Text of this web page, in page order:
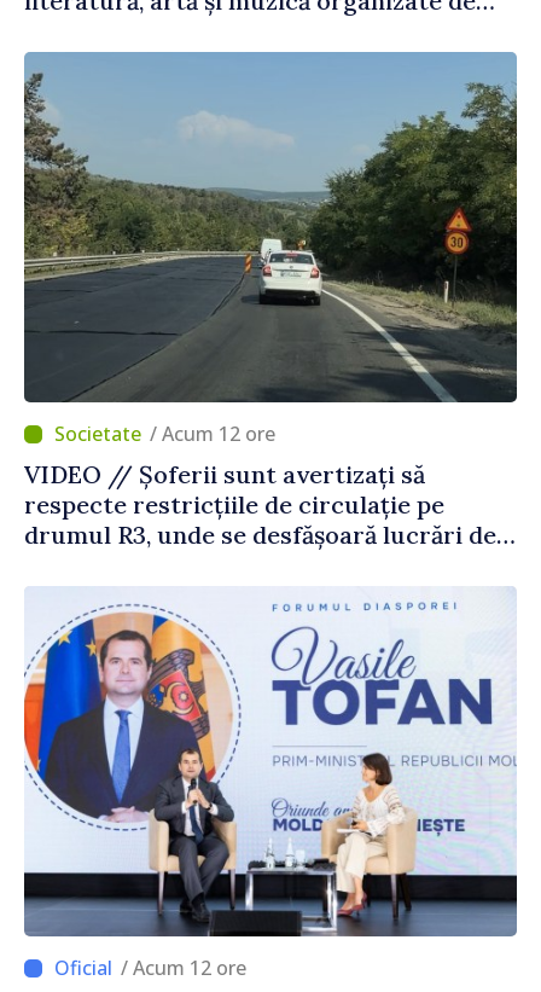
Străinătate
/ Acum 12 ore
VIDEO // Șoferii sunt avertizați să
respecte restricțiile de circulație pe
drumul R3, unde se desfășoară lucrări de
/ Acum 12 ore